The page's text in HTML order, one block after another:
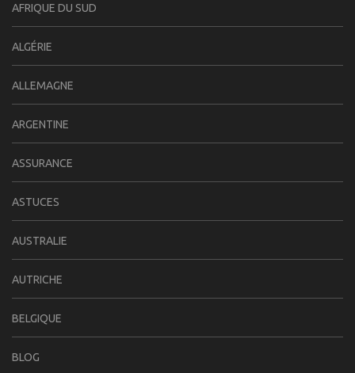
AFRIQUE DU SUD
ALGÉRIE
ALLEMAGNE
ARGENTINE
ASSURANCE
ASTUCES
AUSTRALIE
AUTRICHE
BELGIQUE
BLOG